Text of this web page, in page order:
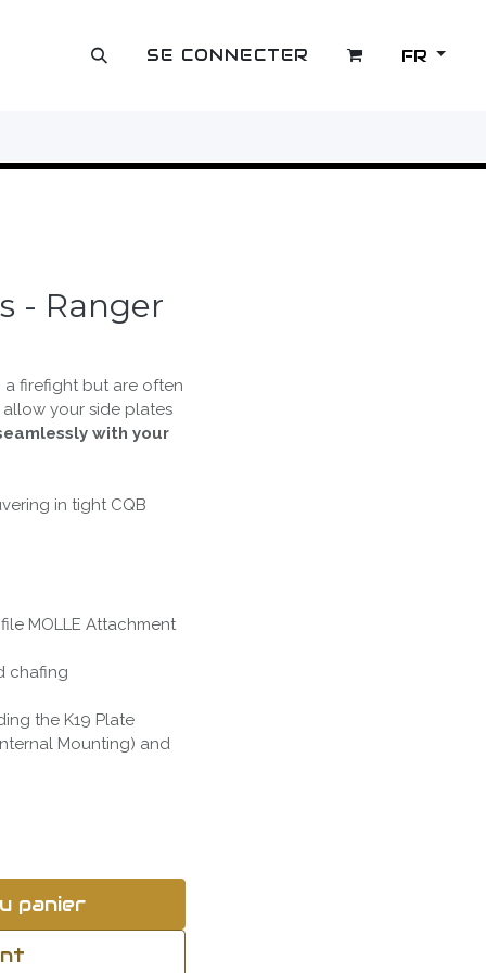
OUTLET SE CONNECTER FR
- Ranger
a firefight but are often
your side plates
with your
in tight CQB
MOLLE Attachment
chafing
the K19 Plate
Mounting) and
panier